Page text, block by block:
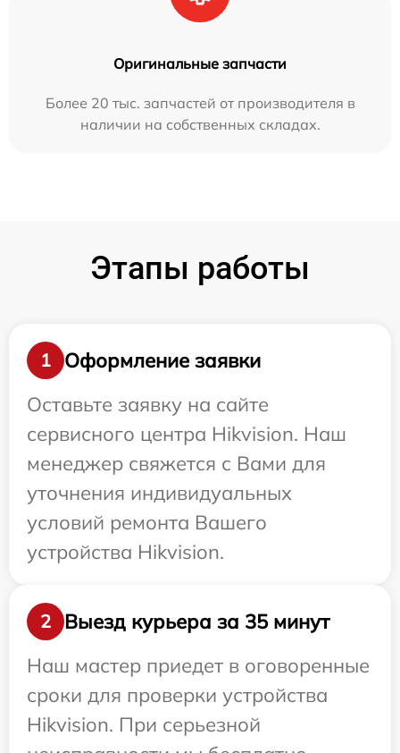
Оригинальные запчасти
Более 20 тыс. запчастей от производителя в
наличии на собственных складах.
Этапы работы
1
Оформление заявки
Оставьте заявку на сайте
сервисного центра Hikvision. Наш
менеджер свяжется с Вами для
уточнения индивидуальных
условий ремонта Вашего
устройства Hikvision.
2
Выезд курьера за 35 минут
Наш мастер приедет в оговоренные
сроки для проверки устройства
Hikvision. При серьезной